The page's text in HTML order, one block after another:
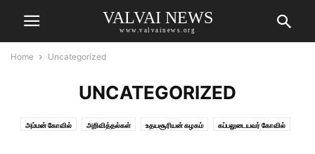
VALVAI NEWS
www.valvainews.org
Home Uncategorized
UNCATEGORIZED
அம்மன் கோவில் அறிவித்தல்கள் உதயசூரியன் கழகம் கப்பலுடையவர் கோவில்